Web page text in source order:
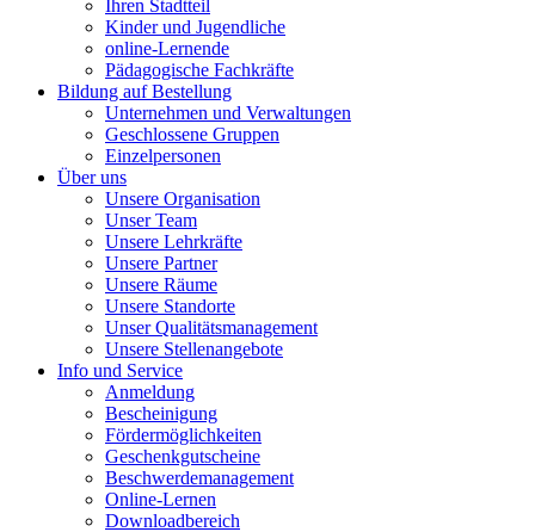
Ihren Stadtteil
Kinder und Jugendliche
online-Lernende
Pädagogische Fachkräfte
Bildung auf Bestellung
Unternehmen und Verwaltungen
Geschlossene Gruppen
Einzelpersonen
Über uns
Unsere Organisation
Unser Team
Unsere Lehrkräfte
Unsere Partner
Unsere Räume
Unsere Standorte
Unser Qualitätsmanagement
Unsere Stellenangebote
Info und Service
Anmeldung
Bescheinigung
Fördermöglichkeiten
Geschenkgutscheine
Beschwerdemanagement
Online-Lernen
Downloadbereich